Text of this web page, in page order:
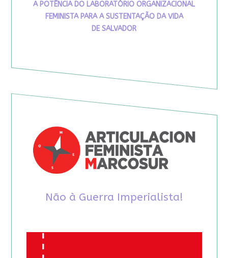
A POTÊNCIA DO LABORATÓRIO ORGANIZACIONAL
FEMINISTA PARA A SUSTENTAÇÃO DA VIDA
DE SALVADOR
Não à Guerra Imperialista!